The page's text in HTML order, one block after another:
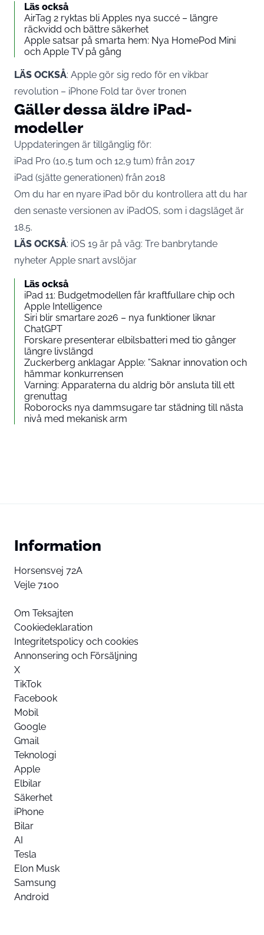
Läs också
AirTag 2 ryktas bli Apples nya succé – längre
räckvidd och bättre säkerhet
Apple satsar på smarta hem: Nya HomePod Mini
och Apple TV på gång
LÄS OCKSÅ: Apple gör sig redo för en vikbar
revolution – iPhone Fold tar över tronen
Gäller dessa äldre iPad-
modeller
Uppdateringen är tillgänglig för:
iPad Pro (10,5 tum och 12,9 tum) från 2017
iPad (sjätte generationen) från 2018
Om du har en nyare iPad bör du kontrollera att du har
den senaste versionen av iPadOS, som i dagsläget är
18.5.
LÄS OCKSÅ: iOS 19 är på väg: Tre banbrytande
nyheter Apple snart avslöjar
Läs också
iPad 11: Budgetmodellen får kraftfullare chip och
Apple Intelligence
Siri blir smartare 2026 – nya funktioner liknar
ChatGPT
Forskare presenterar elbilsbatteri med tio gånger
längre livslängd
Zuckerberg anklagar Apple: ”Saknar innovation och
hämmar konkurrensen
Varning: Apparaterna du aldrig bör ansluta till ett
grenuttag
Roborocks nya dammsugare tar städning till nästa
nivå med mekanisk arm
Information
Horsensvej 72A
Vejle 7100
Om Teksajten
Cookiedeklaration
Integritetspolicy och cookies
Annonsering och Försäljning
X
TikTok
Facebook
Mobil
Google
Gmail
Teknologi
Apple
Elbilar
Säkerhet
iPhone
Bilar
AI
Tesla
Elon Musk
Samsung
Android